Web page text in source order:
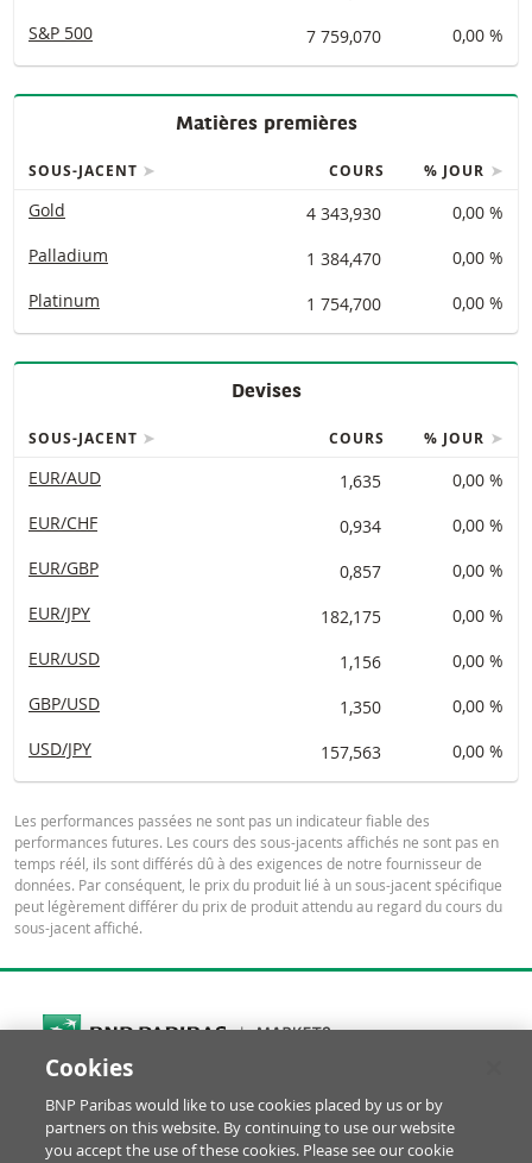
S&P 500
7 759,070 0,00 %
Matières premières
SOUS-JACENT COURS % JOUR
Gold 4 343,930
0,00 %
Palladium
1 384,470
0,00 %
Platinum
1 754,700 0,00 %
Devises
SOUS-JACENT COURS % JOUR
EUR/AUD 1,635
0,00 %
EUR/CHF
0,934
0,00 %
EUR/GBP
0,857
0,00 %
EUR/JPY
182,175
0,00 %
EUR/USD
1,156
0,00 %
GBP/USD
1,350
0,00 %
USD/JPY
157,563 0,00 %
Les performances passées ne sont pas un indicateur fiable des
performances futures. Les cours des sous-jacents affichés ne sont pas en
temps réél, ils sont différés dû à des exigences de notre fournisseur de
données. Par conséquent, le prix du produit lié à un sous-jacent spécifique
peut légèrement différer du prix de produit attendu au regard du cours du
sous-jacent affiché.
Cookies Settings
© BNP Paribas Produits de Bourse 2026
RéclamationGlossaire Mentions Légales
Cookies
BNP Paribas would like to use cookies placed by us or by
partners on this website. By continuing to use our website
you accept the use of these cookies. Please see our cookie